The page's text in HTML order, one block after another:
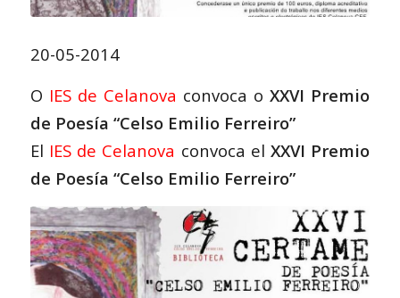
20-05-2014
O IES de Celanova convoca oXXVI Premio
de Poesía “Celso Emilio Ferreiro”
El IES de Celanova convoca el XXVI Premio
de Poesía “Celso Emilio Ferreiro”